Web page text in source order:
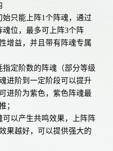
只能上阵1个阵魂，通过
位，最多可上阵3个阵
增益，并且带有阵魂专属
定阶数的阵魂（部分等级
进阶到一定阶段可以提升
进阶为紫色，紫色阵魂最
；
以产生共鸣效果，上阵阵
果越好，可以提供强大的